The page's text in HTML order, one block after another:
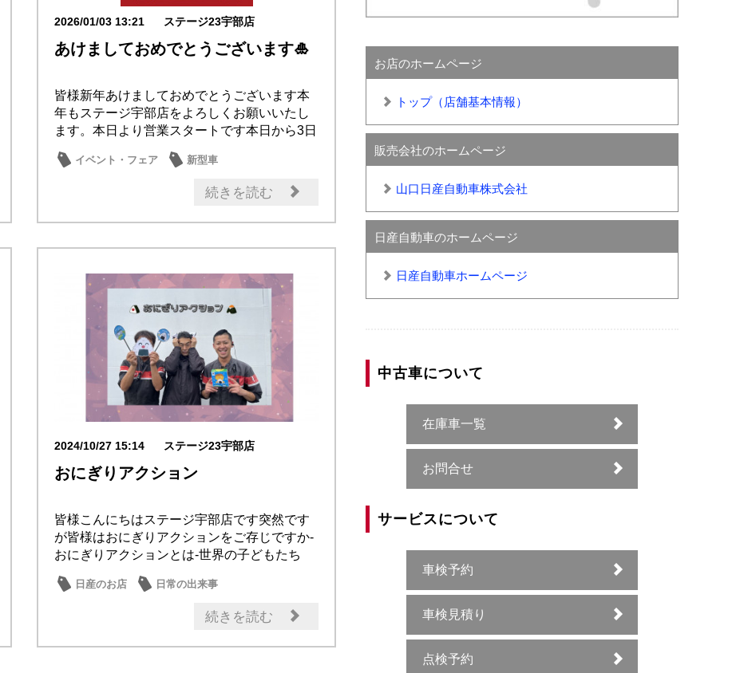
2026/01/03 13:21 ステージ23宇部店
あけましておめでとうございます🎍
皆様新年あけましておめでとうございます本
年もステージ宇部店をよろしくお願いいたし
ます。本日より営業スタートです本日から3日
イベント・フェア
新型車
初売り 日産のお店
続きを読む
2024/10/27 15:14 ステージ23宇部店
おにぎりアクション
皆様こんにちはステージ宇部店です突然です
が皆様はおにぎりアクションをご存じですか-
おにぎりアクションとは-世界の子どもたち
日産のお店 日常の出来事
続きを読む
お店のホームページ
トップ（店舗基本情報）
販売会社のホームページ
山口日産自動車株式会社
日産自動車のホームページ
日産自動車ホームページ
中古車について
在庫車一覧
お問合せ
サービスについて
車検予約
車検見積り
点検予約